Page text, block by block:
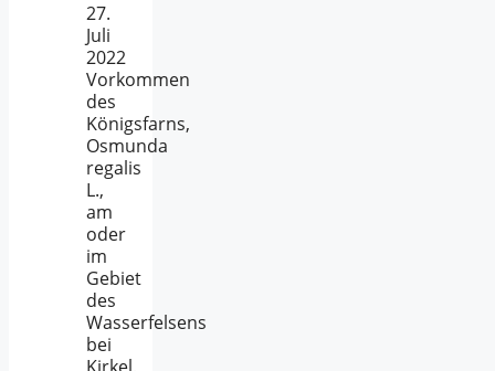
27.
Juli
2022
Vorkommen
des
Königsfarns,
Osmunda
regalis
L.,
am
oder
im
Gebiet
des
Wasserfelsens
bei